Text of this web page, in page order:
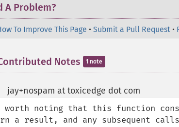
A Problem?
To Improve This Page • Submit a Pull Request •
Notes 1 note
jay+nospam at toxicedge dot com
noting that this function
a result, and any subsequent